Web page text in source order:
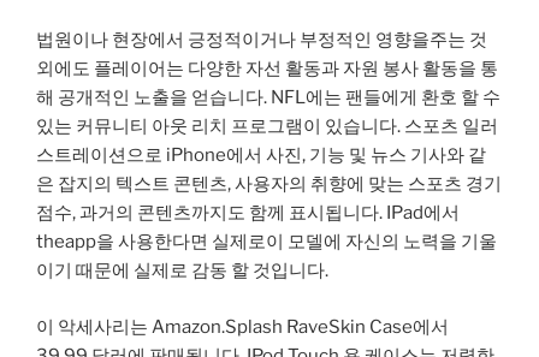
법원이나 현장에서 긍정적이거나 부정적인 영향을주는 것
외에도 플레이어는 다양한 자선 활동과 자원 봉사 활동을 통
해 공개적인 노출을 얻습니다. NFL에는 팬들에게 환호 할 수
있는 커뮤니티 아웃 리치 프로그램이 있습니다. 스포츠 일러
스트레이션으로 iPhone에서 사진, 기능 및 뉴스 기사와 같
은 잡지의 텍스트 콘텐츠, 사용자의 취향에 맞는 스포츠 경기
점수, 과거의 콘텐츠까지도 함께 표시됩니다. IPad에서
theapp을 사용한다면 실제로이 모델에 자신의 노력을 기울
이기 때문에 실제로 감동 할 것입니다.
이 악세사리는 Amazon.Splash RaveSkin Case에서